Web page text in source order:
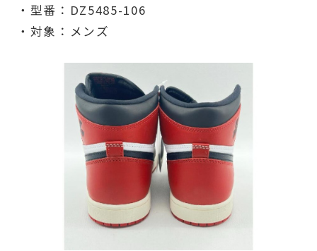
・型番：DZ5485-106
・対象：メンズ